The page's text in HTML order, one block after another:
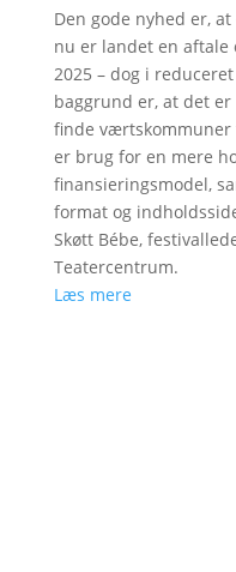
Den gode nyhed er,
nu er landet en aftale
2025 – dog i
baggrund er, at det
finde
er brug for en mere
finansieringsmodel,
format og
Skøtt Bébe,
Teatercentrum.
Læs mere